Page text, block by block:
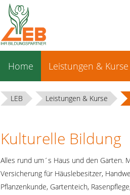
überspringen
Home Leistungen & Kurse
LEB Leistungen & Kurse
Kulturelle Bildung
Alles rund um´s Haus und den Garten.
Versicherung für Häuslebesitzer,
Pflanzenkunde, Gartenteich,